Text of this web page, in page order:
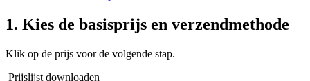
1. Kies de basisprijs en verzendmethode
Klik op de prijs voor de volgende stap.
Prijslijst downloaden